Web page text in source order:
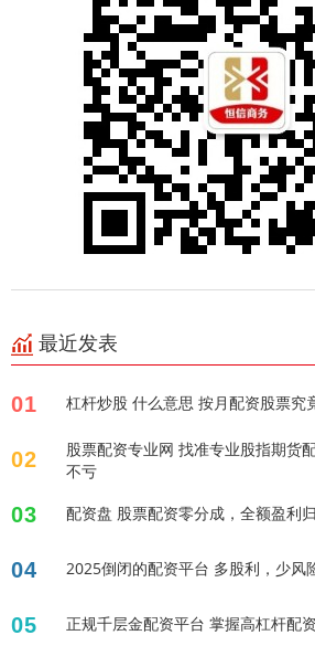
最近发表
01 杠杆炒股 什么意思 按月配资股票究
02
股票配资专业网 找准专业股指期货
不亏
03 配资盘 股票配资零分成，全额盈利
04 2025倒闭的配资平台 多股利，少风
05 正规千层金配资平台 掌握高杠杆配